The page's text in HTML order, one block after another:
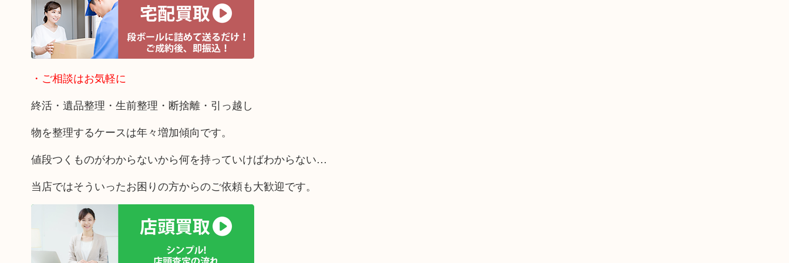
・ご相談はお気軽に
終活・遺品整理・生前整理・断捨離・引っ越し
物を整理するケースは年々増加傾向です。
値段つくものがわからないから何を持っていけばわからない…
当店ではそういったお困りの方からのご依頼も大歓迎です。